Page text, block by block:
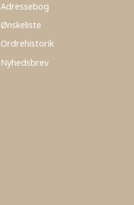
Adressebog
Ønskeliste
Ordrehistorik
Nyhedsbrev